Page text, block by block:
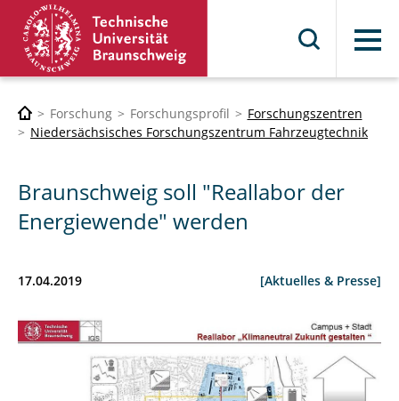
Menü
Forschung Forschungsprofil
Forschungszentren
Niedersächsisches Forschungszentrum Fahrzeugtechnik
Braunschweig soll "Reallabor der
Energiewende" werden
17.04.2019 [Aktuelles & Presse]